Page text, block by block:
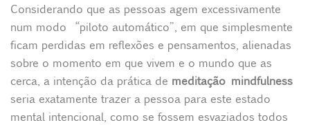
Considerando que as pessoas agem excessivamente
num modo “piloto automático”, em que simplesmente
ficam perdidas em reflexões e pensamentos, alienadas
sobre o momento em que vivem e o mundo que as
cerca, a intenção da prática de meditação mindfulness
seria exatamente trazer a pessoa para este estado
mental intencional, como se fossem esvaziados todos